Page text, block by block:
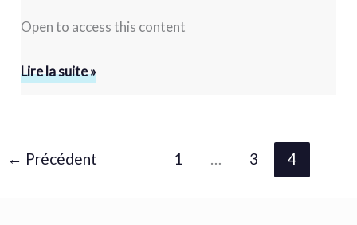
Open to access this content
Lire la suite »
← Précédent 1 3 4